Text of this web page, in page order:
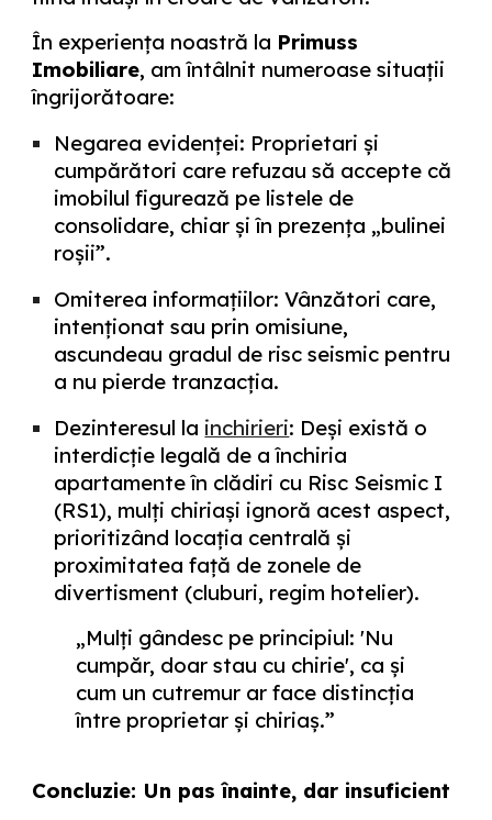
În experiența noastră la Primuss
Imobiliare, am întâlnit numeroase situații
îngrijorătoare:
Negarea evidenței: Proprietari și
cumpărători care refuzau să accepte că
imobilul figurează pe listele de
consolidare, chiar și în prezența „bulinei
roșii”.
Omiterea informațiilor: Vânzători care,
intenționat sau prin omisiune,
ascundeau gradul de risc seismic pentru
a nu pierde tranzacția.
Dezinteresul la inchirieri: Deși există o
interdicție legală de a închiria
apartamente în clădiri cu Risc Seismic I
(RS1), mulți chiriași ignoră acest aspect,
prioritizând locația centrală și
proximitatea față de zonele de
divertisment (cluburi, regim hotelier).
„Mulți gândesc pe principiul: 'Nu
cumpăr, doar stau cu chirie', ca și
cum un cutremur ar face distincția
între proprietar și chiriaș.”
Concluzie: Un pas înainte, dar insuficient